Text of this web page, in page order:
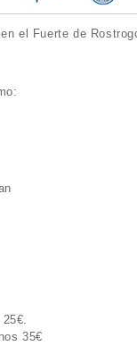
el Fuerte de
35€